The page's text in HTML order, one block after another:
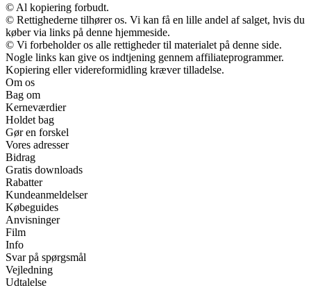
© Al kopiering forbudt.
© Rettighederne tilhører os. Vi kan få en lille andel af salget, hvis du
køber via links på denne hjemmeside.
© Vi forbeholder os alle rettigheder til materialet på denne side.
Nogle links kan give os indtjening gennem affiliateprogrammer.
Kopiering eller videreformidling kræver tilladelse.
Om os
Bag om
Kerneværdier
Holdet bag
Gør en forskel
Vores adresser
Bidrag
Gratis downloads
Rabatter
Kundeanmeldelser
Købeguides
Anvisninger
Film
Info
Svar på spørgsmål
Vejledning
Udtalelse